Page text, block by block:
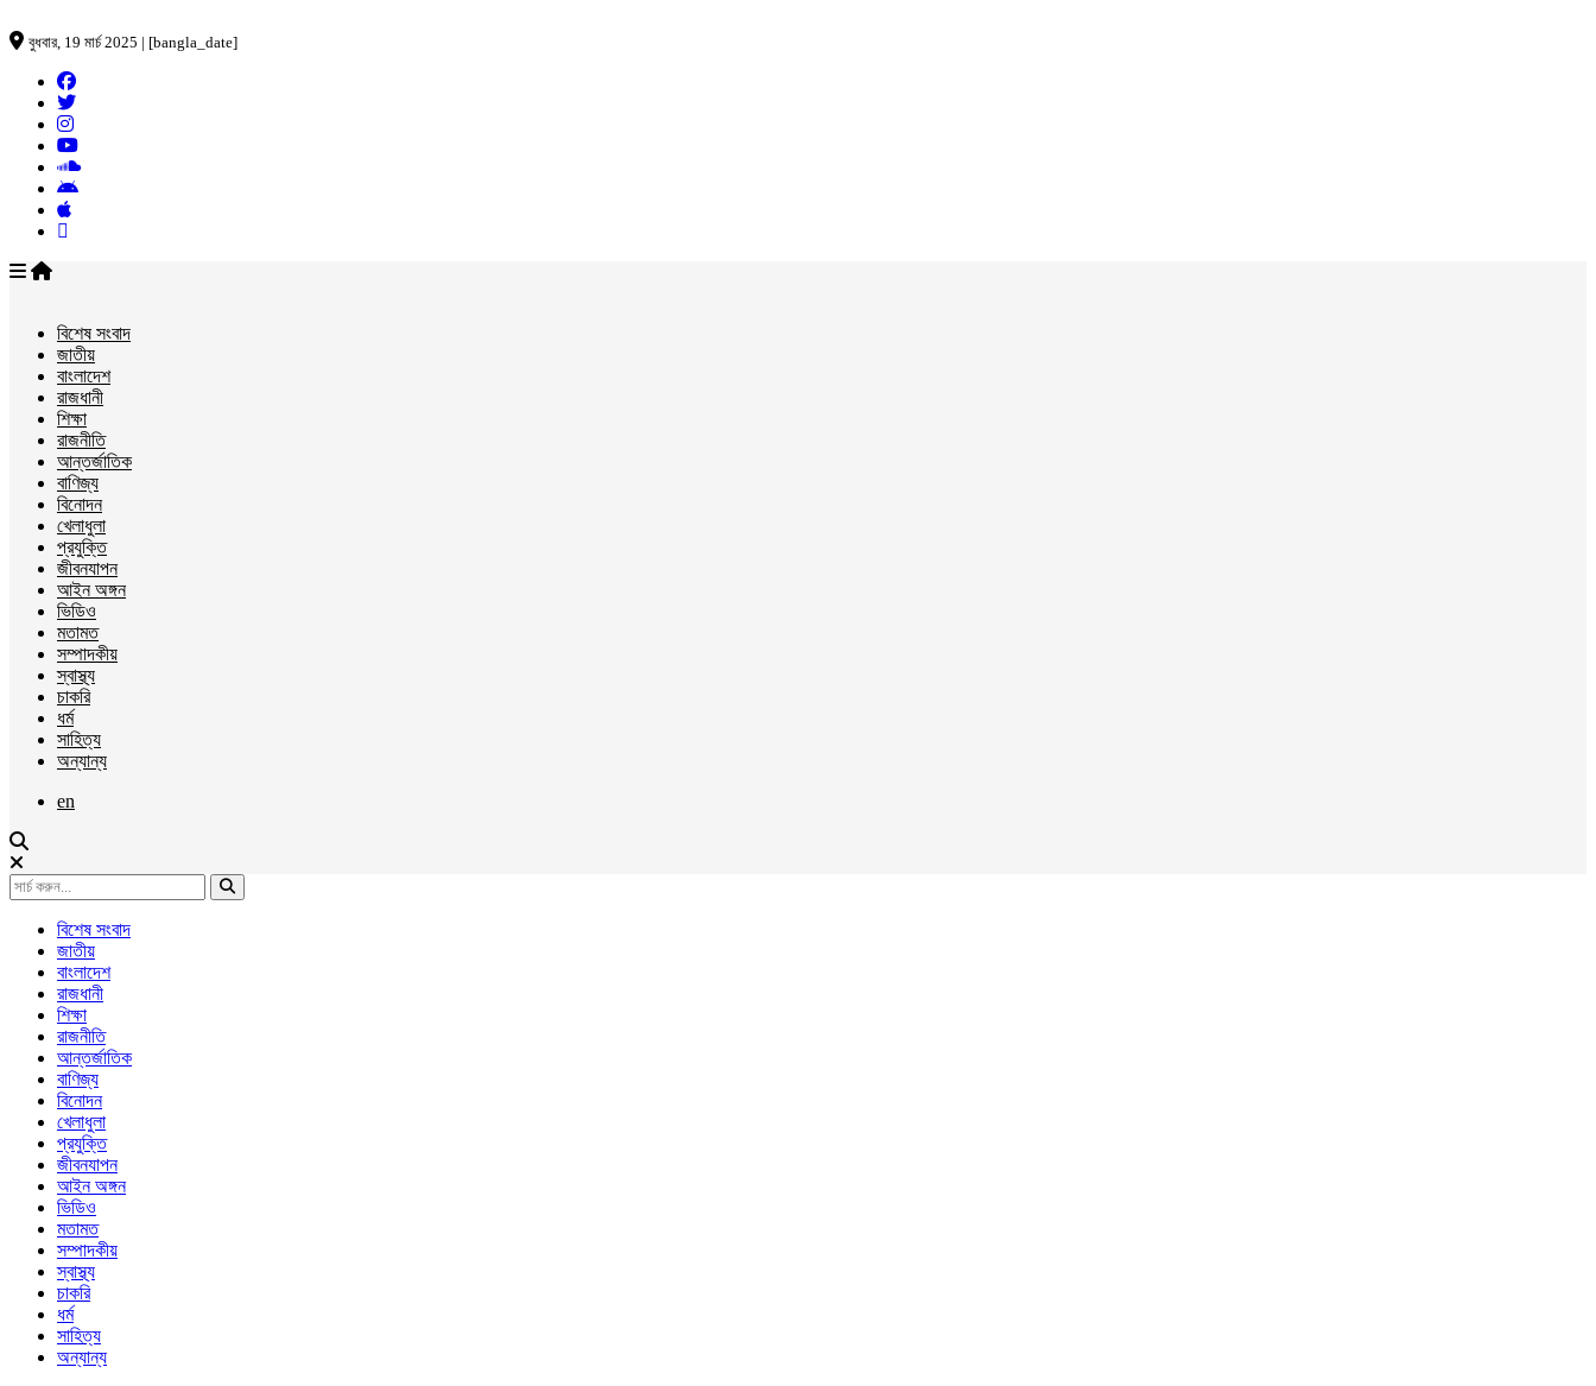
বুধবার, 19 মার্চ 2025 | [bangla_date]
বিশেষ সংবাদ
জাতীয়
বাংলাদেশ
রাজধানী
শিক্ষা
রাজনীতি
আন্তর্জাতিক
বাণিজ্য
বিনোদন
খেলাধুলা
প্রযুক্তি
জীবনযাপন
আইন অঙ্গন
ভিডিও
মতামত
সম্পাদকীয়
স্বাস্থ্য
চাকরি
ধর্ম
সাহিত্য
অন্যান্য
en
বিশেষ সংবাদ
জাতীয়
বাংলাদেশ
রাজধানী
শিক্ষা
রাজনীতি
আন্তর্জাতিক
বাণিজ্য
বিনোদন
খেলাধুলা
প্রযুক্তি
জীবনযাপন
আইন অঙ্গন
ভিডিও
মতামত
সম্পাদকীয়
স্বাস্থ্য
চাকরি
ধর্ম
সাহিত্য
অন্যান্য